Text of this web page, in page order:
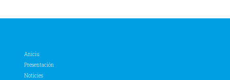
Aniciu
Presentación
Noticies